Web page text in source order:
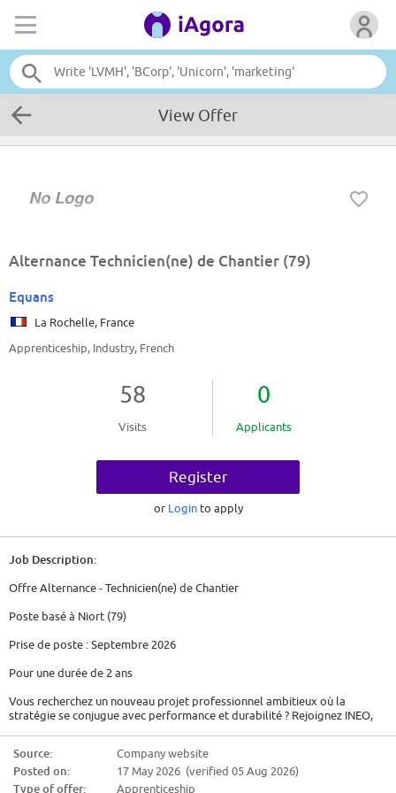
View Offer
Alternance Technicien(ne) de Chantier (79)
Equans
La Rochelle, France
Apprenticeship, Industry, French
58
Visits
0
Applicants
Register
or Login to apply
Job Description:
Offre Alternance - Technicien(ne) de Chantier
Poste basé à Niort (79)
Prise de poste : Septembre 2026
Pour une durée de 2 ans
Vous recherchez un nouveau projet professionnel ambitieux où la
stratégie se conjugue avec performance et durabilité ? Rejoignez INEO,
Notre ENTREPRISE
Spécialiste dans le secteur du génie électrique, des systèmes
Source:
Company website
Posted on:
17 May 2026 (verified 05 Aug 2026)
Type of offer:
Apprenticeship